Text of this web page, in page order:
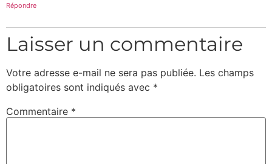
Répondre
Laisser un commentaire
Votre adresse e-mail ne sera pas publiée. Les champs
obligatoires sont indiqués avec *
Commentaire *